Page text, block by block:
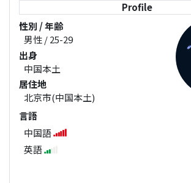
Profile
性別 / 年齢
男性 / 25-29
出身
中国本土
居住地
北京市(中国本土)
言語
中国語
英語